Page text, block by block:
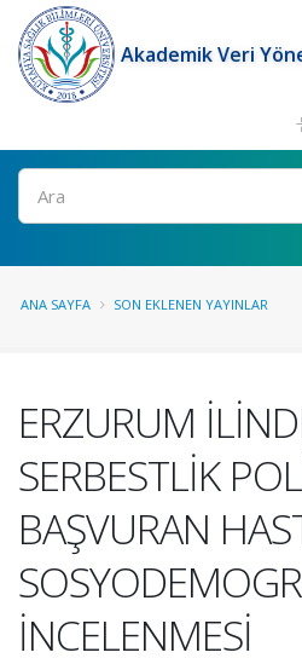
Akademik Veri
Ara
ANA SAYFA SON EKLENEN YAYINLAR
ERZURUM
SERBESTLİK
BAŞVURAN
İNCELENMESİ